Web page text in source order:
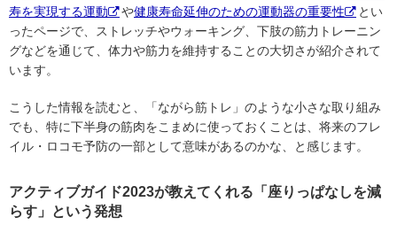
寿を実現する運動
や健康寿命延伸のための運動器の重要性
とい
ったページで、ストレッチやウォーキング、下肢の筋力トレーニン
グなどを通じて、体力や筋力を維持することの大切さが紹介されて
います。
こうした情報を読むと、「ながら筋トレ」のような小さな取り組み
でも、特に下半身の筋肉をこまめに使っておくことは、将来のフレ
イル・ロコモ予防の一部として意味があるのかな、と感じます。
アクティブガイド2023が教えてくれる「座りっぱなしを減
らす」という発想